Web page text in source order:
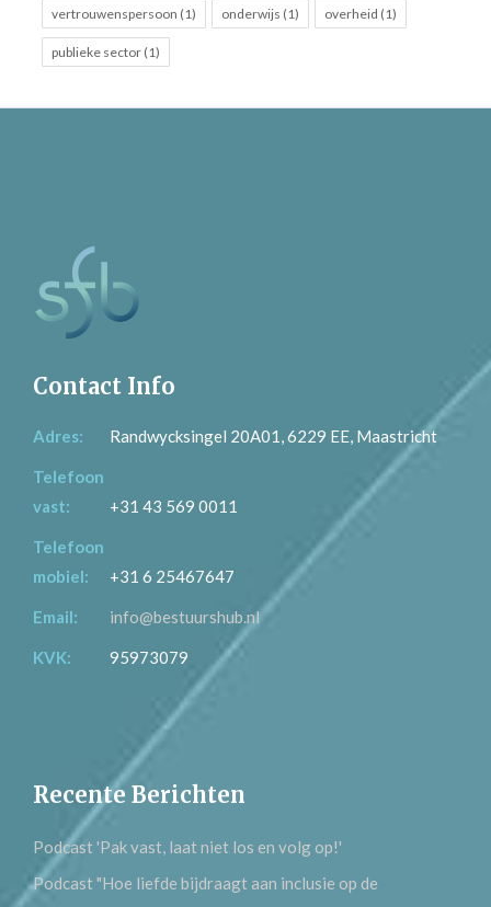
vertrouwenspersoon (1) onderwijs (1) overheid (1)
publieke sector (1)
Contact Info
Adres: Randwycksingel 20A01, 6229 EE, Maastricht
Telefoon
vast:
+31 43 569 0011
Telefoon
mobiel:
+31 6 25467647
Email: info@bestuurshub.nl
KVK: 95973079
Recente Berichten
Podcast 'Pak vast, laat niet los en volg op!'
Podcast "Hoe liefde bijdraagt aan inclusie op de